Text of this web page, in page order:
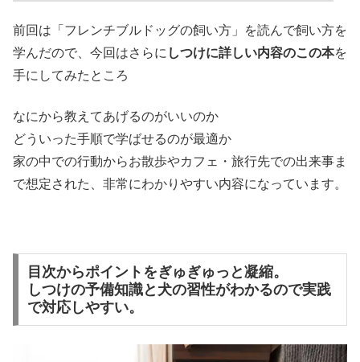
前回は「フレンチブルドッグの飼い方」を読んで飼い方を
学んだので、今回はさらに しつけに詳しい内容のこの本を
手にしてみたところ
なにから教えてあげるのがいいのか
どういった手順で学ばせるのが最適か
家の中での行動からお散歩やカフェ・旅行先での出来事ま
で想定された、非常にわかりやすい内容になっています。
目次からポイントをぎゅぎゅっと凝縮。
しつけの予備知識と犬の習性がわかるので実践
で対応しやすい。